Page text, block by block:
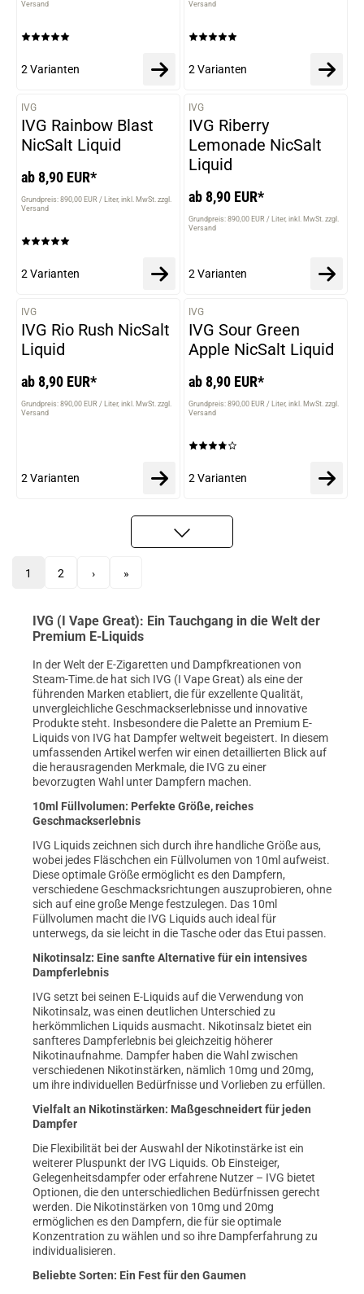
Versand
2 Varianten
Versand
2 Varianten
VARIANTEN
IVG
IVG Rainbow Blast
NicSalt Liquid
ab 8,90 EUR*
Grundpreis: 890,00 EUR / Liter inkl. MwSt. zzgl.
Versand
2 Varianten
IVG
IVG Riberry
Lemonade NicSalt
Liquid
ab 8,90 EUR*
Grundpreis: 890,00 EUR / Liter inkl. MwSt. zzgl.
Versand
2 Varianten
VARIANTEN
IVG
IVG Rio Rush NicSalt
Liquid
ab 8,90 EUR*
Grundpreis: 890,00 EUR / Liter inkl. MwSt. zzgl.
Versand
2 Varianten
IVG
IVG Sour Green
Apple NicSalt Liquid
ab 8,90 EUR*
Grundpreis: 890,00 EUR / Liter inkl. MwSt. zzgl.
Versand
2 Varianten
1 2 › »
IVG (I Vape Great): Ein Tauchgang in die Welt der
Premium E-Liquids
In der Welt der E-Zigaretten und Dampfkreationen von
Steam-Time.de hat sich IVG (I Vape Great) als eine der
führenden Marken etabliert, die für exzellente Qualität,
unvergleichliche Geschmackserlebnisse und innovative
Produkte steht. Insbesondere die Palette an Premium E-
Liquids von IVG hat Dampfer weltweit begeistert. In diesem
umfassenden Artikel werfen wir einen detaillierten Blick auf
die herausragenden Merkmale, die IVG zu einer
bevorzugten Wahl unter Dampfern machen.
10ml Füllvolumen: Perfekte Größe, reiches
Geschmackserlebnis
IVG Liquids zeichnen sich durch ihre handliche Größe aus,
wobei jedes Fläschchen ein Füllvolumen von 10ml aufweist.
Diese optimale Größe ermöglicht es den Dampfern,
verschiedene Geschmacksrichtungen auszuprobieren, ohne
sich auf eine große Menge festzulegen. Das 10ml
Füllvolumen macht die IVG Liquids auch ideal für
unterwegs, da sie leicht in die Tasche oder das Etui passen.
Nikotinsalz: Eine sanfte Alternative für ein intensives
Dampferlebnis
IVG setzt bei seinen E-Liquids auf die Verwendung von
Nikotinsalz, was einen deutlichen Unterschied zu
herkömmlichen Liquids ausmacht. Nikotinsalz bietet ein
sanfteres Dampferlebnis bei gleichzeitig höherer
Nikotinaufnahme. Dampfer haben die Wahl zwischen
verschiedenen Nikotinstärken, nämlich 10mg und 20mg,
um ihre individuellen Bedürfnisse und Vorlieben zu erfüllen.
Vielfalt an Nikotinstärken: Maßgeschneidert für jeden
Dampfer
Die Flexibilität bei der Auswahl der Nikotinstärke ist ein
weiterer Pluspunkt der IVG Liquids. Ob Einsteiger,
Gelegenheitsdampfer oder erfahrene Nutzer – IVG bietet
Optionen, die den unterschiedlichen Bedürfnissen gerecht
werden. Die Nikotinstärken von 10mg und 20mg
ermöglichen es den Dampfern, die für sie optimale
Konzentration zu wählen und so ihre Dampferfahrung zu
individualisieren.
Beliebte Sorten: Ein Fest für den Gaumen